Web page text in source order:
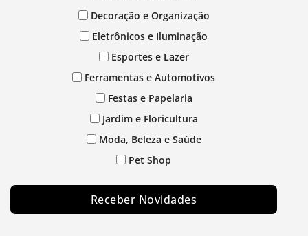
Decoração e Organização
Eletrônicos e Iluminação
Esportes e Lazer
Ferramentas e Automotivos
Festas e Papelaria
Jardim e Floricultura
Moda, Beleza e Saúde
Pet Shop
Receber Novidades